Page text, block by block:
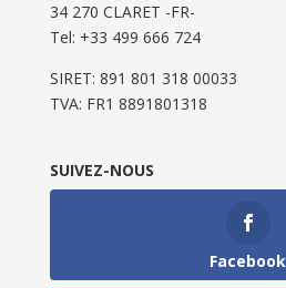
34 270 CLARET -FR-
Tel: ‭+33 499 666 724‬
SIRET: 891 801 318 00033
TVA: FR1 8891801318
SUIVEZ-NOUS
Facebook